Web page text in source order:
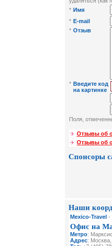
* Имя
* E-mail
* Отзыв
* Введите код
на картинке
Поля,
Отзывы об
Отзывы об
Спонсоры
Наши
Mexico-Travel -
Офис на
Метро:
Адрес: